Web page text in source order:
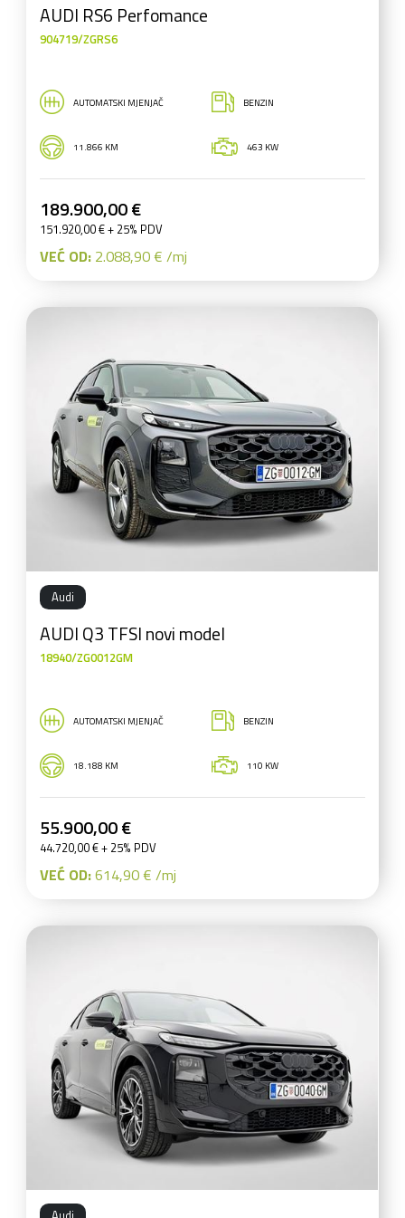
AUDI RS6 Perfomance
904719/ZGRS6
AUTOMATSKI MJENJAČ BENZIN
11.866 KM 463 KW
189.900,00 €
151.920,00 € + 25% PDV
VEĆ OD: 2.088,90 € /mj
Audi
AUDI Q3 TFSI novi model
18940/ZG0012GM
AUTOMATSKI MJENJAČ BENZIN
18.188 KM 110 KW
55.900,00 €
44.720,00 € + 25% PDV
VEĆ OD:614,90 € /mj